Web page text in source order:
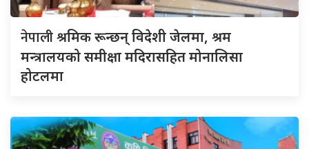
नेपालीश्रमिक रून्छन् विदेशी जेलमा, श्रम
मन्त्रालयको समीक्षा मदिरासहित मोनालिसा
होटलमा